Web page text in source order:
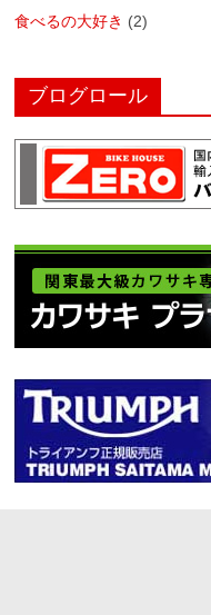
食べるの大好き (2)
ブログロール